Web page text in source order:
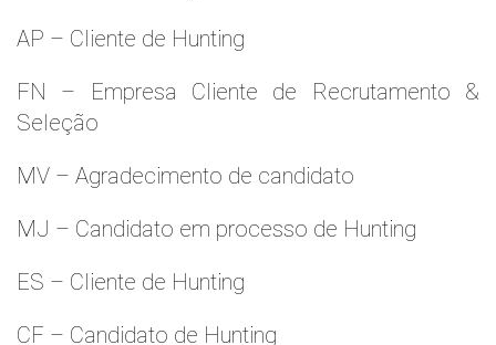
AP – Cliente de Hunting
FN – Empresa Cliente de Recrutamento &
Seleção
MV – Agradecimento de candidato
MJ – Candidato em processo de Hunting
ES – Cliente de Hunting
CF – Candidato de Hunting